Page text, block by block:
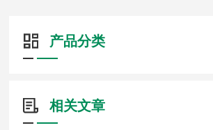
产品分类
相关文章